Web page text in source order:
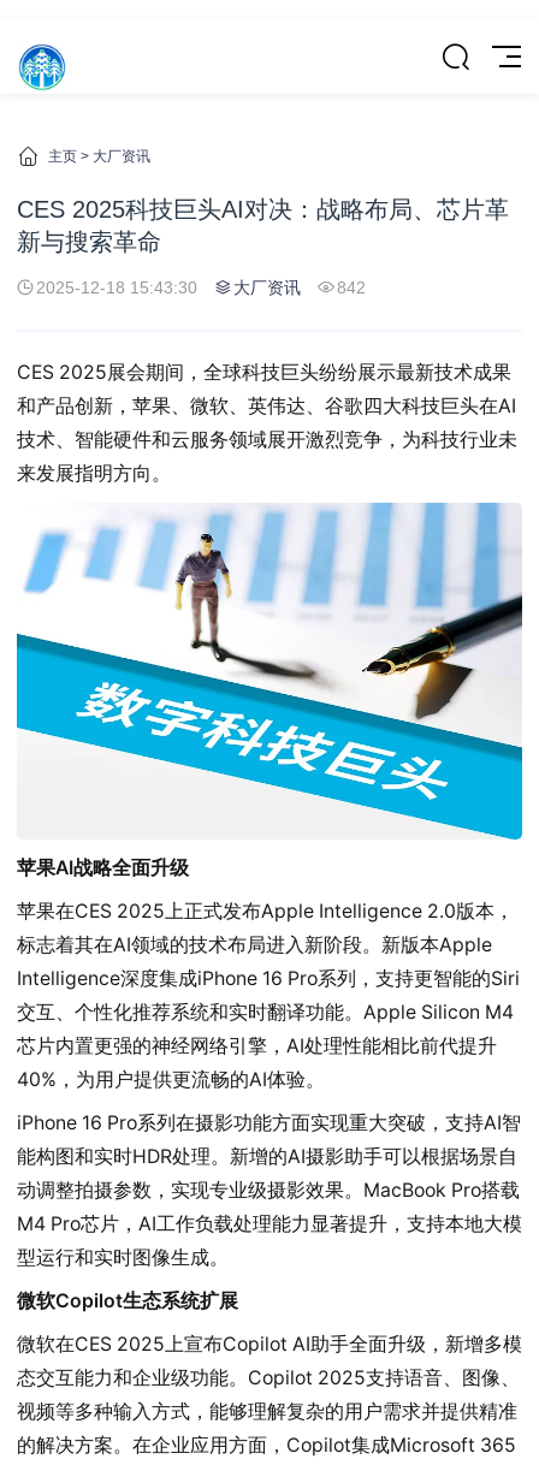
主页 > 大厂资讯
CES 2025科技巨头AI对决：战略布局、芯片革
新与搜索革命
2025-12-18 15:43:30 大厂资讯 842
CES 2025展会期间，全球科技巨头纷纷展示最新技术成果
和产品创新，苹果、微软、英伟达、谷歌四大科技巨头在AI
技术、智能硬件和云服务领域展开激烈竞争，为科技行业未
来发展指明方向。
苹果AI战略全面升级
苹果在CES 2025上正式发布Apple Intelligence 2.0版本，
标志着其在AI领域的技术布局进入新阶段。新版本Apple
Intelligence深度集成iPhone 16 Pro系列，支持更智能的Siri
交互、个性化推荐系统和实时翻译功能。Apple Silicon M4
芯片内置更强的神经网络引擎，AI处理性能相比前代提升
40%，为用户提供更流畅的AI体验。
iPhone 16 Pro系列在摄影功能方面实现重大突破，支持AI智
能构图和实时HDR处理。新增的AI摄影助手可以根据场景自
动调整拍摄参数，实现专业级摄影效果。MacBook Pro搭载
M4 Pro芯片，AI工作负载处理能力显著提升，支持本地大模
型运行和实时图像生成。
微软Copilot生态系统扩展
微软在CES 2025上宣布Copilot AI助手全面升级，新增多模
态交互能力和企业级功能。Copilot 2025支持语音、图像、
视频等多种输入方式，能够理解复杂的用户需求并提供精准
的解决方案。在企业应用方面，Copilot集成Microsoft 365